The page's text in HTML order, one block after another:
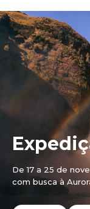
De 17 a 25 de
com busca à